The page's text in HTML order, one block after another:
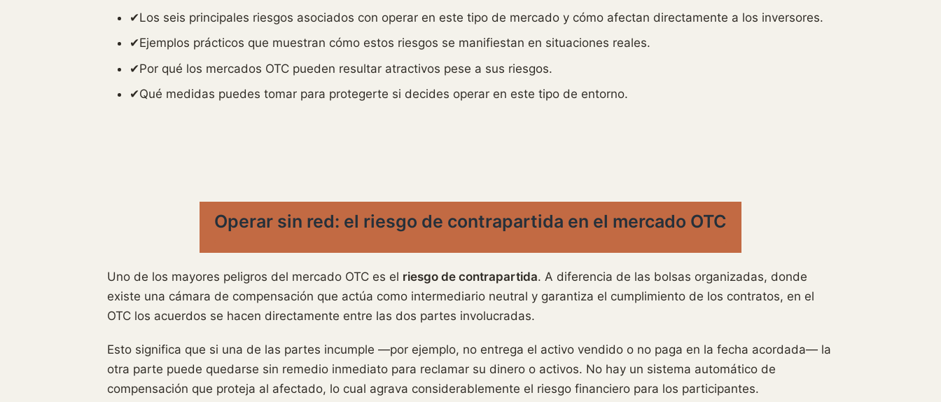
✔Los seis principales riesgos asociados con operar en este tipo de mercado y cómo afectan directamente a los inversores.
✔Ejemplos prácticos que muestran cómo estos riesgos se manifiestan en situaciones reales.
✔Por qué los mercados OTC pueden resultar atractivos pese a sus riesgos.
✔Qué medidas puedes tomar para protegerte si decides operar en este tipo de entorno.
Operar sin red: el riesgo de contrapartida en el mercado OTC
Uno de los mayores peligros del mercado OTC es el riesgo de contrapartida. A diferencia de las bolsas organizadas, donde
existe una cámara de compensación que actúa como intermediario neutral y garantiza el cumplimiento de los contratos, en el
OTC los acuerdos se hacen directamente entre las dos partes involucradas.
Esto significa que si una de las partes incumple —por ejemplo, no entrega el activo vendido o no paga en la fecha acordada— la
otra parte puede quedarse sin remedio inmediato para reclamar su dinero o activos. No hay un sistema automático de
compensación que proteja al afectado, lo cual agrava considerablemente el riesgo financiero para los participantes.